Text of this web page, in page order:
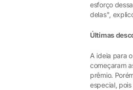
esforço
delas",
Últimas
A ideia para
começaram
prêmio.
especial,